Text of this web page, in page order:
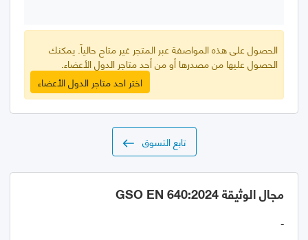
الحصول على هذه المواصفة عبر المتجر غير متاح حالياً. يمكنك
الحصول عليها من مصدرها أو من أحد متاجر الدول الأعضاء.
اختر احد متاجر الدول الأعضاء
تابع التسوق
مجال الوثيقة GSO EN 640:2024
-